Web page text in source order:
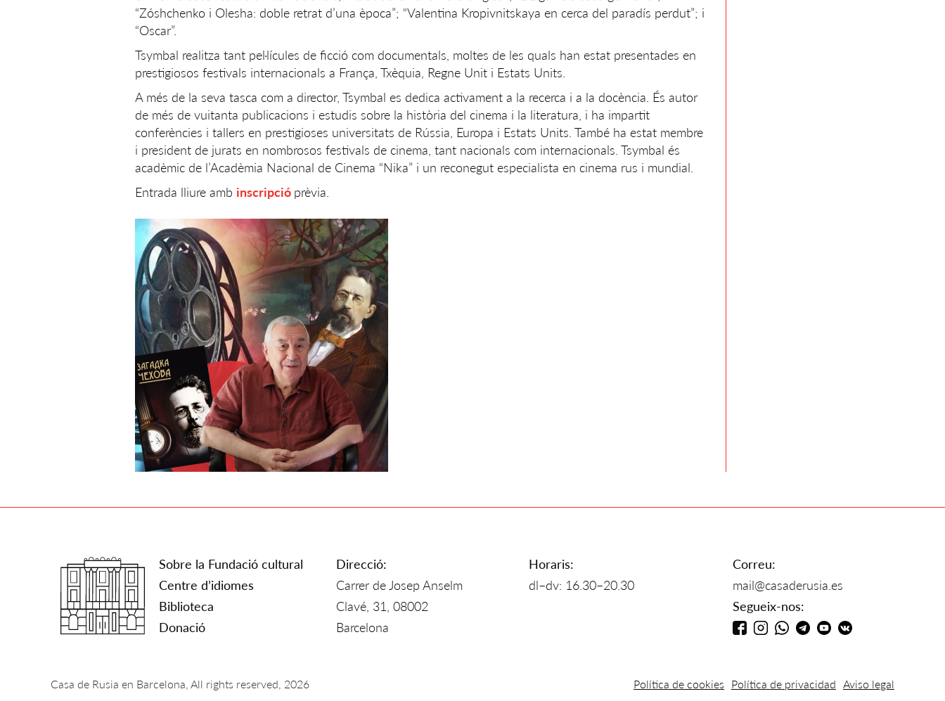
“Zóshchenko i Olesha: doble retrat d’una època”; “Valentina Kropivnitskaya en cerca del paradís perdut”; i
“Oscar”.
Tsymbal realitza tant pel·lícules de ficció com documentals, moltes de les quals han estat presentades en
prestigiosos festivals internacionals a França, Txèquia, Regne Unit i Estats Units.
A més de la seva tasca com a director, Tsymbal es dedica activament a la recerca i a la docència. És autor
de més de vuitanta publicacions i estudis sobre la història del cinema i la literatura, i ha impartit
conferències i tallers en prestigioses universitats de Rússia, Europa i Estats Units. També ha estat membre
i president de jurats en nombrosos festivals de cinema, tant nacionals com internacionals. Tsymbal és
acadèmic de l’Acadèmia Nacional de Cinema “Nika” i un reconegut especialista en cinema rus i mundial.
Entrada lliure amb inscripció prèvia.
Sobre la Fundació cultural
Centre d’idiomes
Biblioteca
Donació
Direcció:
Carrer de Josep Anselm
Clavé, 31, 08002
Barcelona
Horaris:
dl–dv: 16.30–20.30
Correu:
mail@casaderusia.es
Segueix-nos:
Casa de Rusia en Barcelona, All rights reserved, 2026 Política de cookies Política de privacidad Aviso legal